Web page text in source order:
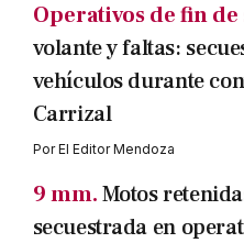
Operativos de fin de
volante y faltas:
vehículos durante
Carrizal
PorEl Editor Mendoza
9 mm.Motos
secuestrada en